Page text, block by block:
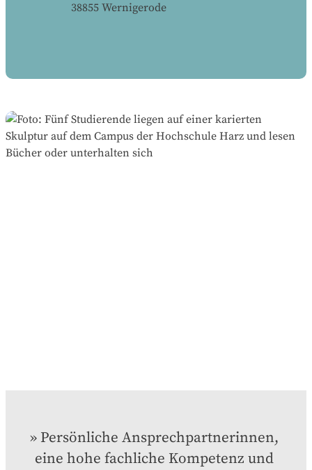
38855 Wernigerode
Persönliche Ansprechpartnerinnen,
eine hohe fachliche Kompetenz und